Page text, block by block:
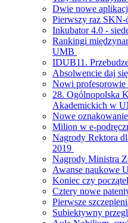
Dwie nowe
Pierwszy raz
Inkubator 4.0 -
Rankingi
UMB
IDUB11.
Absolwencie daj
Nowi profesorowie
28. Ogólnopolska
Akademickich w
Nowe
Milion w e-
Nagrody Rektora
2019
Nagrody Ministra
Awanse naukowe
Koniec czy
Cztery nowe
Pierwsze
Subiektywny